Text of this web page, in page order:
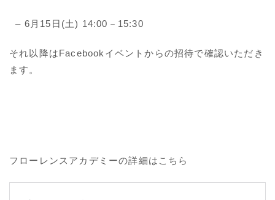
– 6月15日(土) 14:00－15:30
それ以降はFacebookイベントからの招待で確認いただき
ます。
フローレンスアカデミーの詳細はこちら